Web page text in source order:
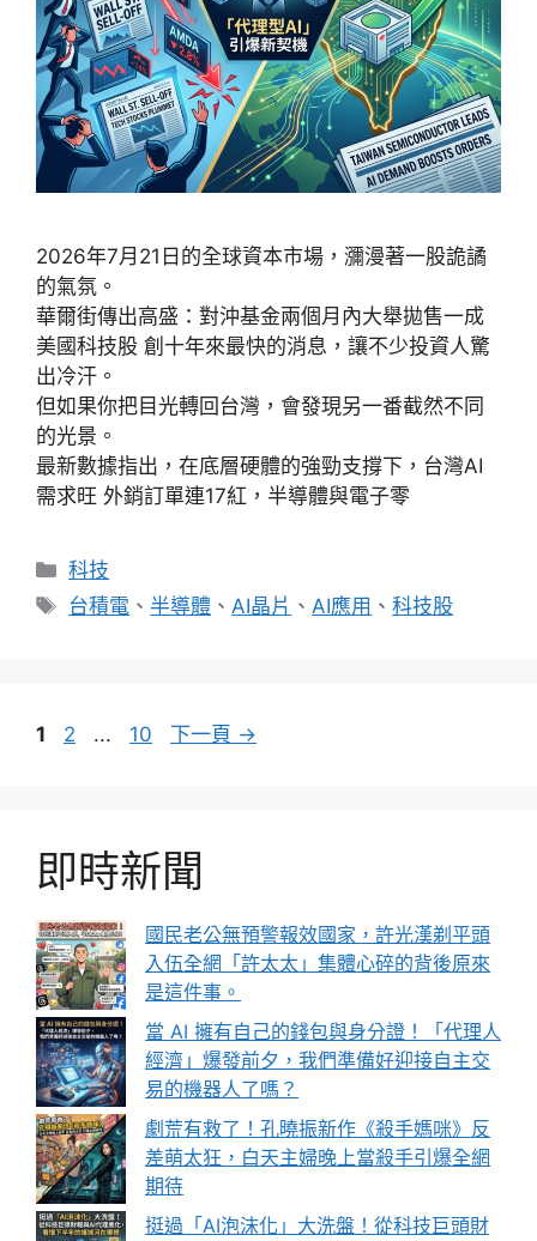
2026年7月21日的全球資本市場，瀰漫著一股詭譎
的氣氛。
華爾街傳出高盛：對沖基金兩個月內大舉拋售一成
美國科技股 創十年來最快的消息，讓不少投資人驚
出冷汗。
但如果你把目光轉回台灣，會發現另一番截然不同
的光景。
最新數據指出，在底層硬體的強勁支撐下，台灣AI
需求旺 外銷訂單連17紅，半導體與電子零
分
類
科技
標
台積電 、半導體 、AI晶片 、AI應用 、科技股
頁
1
頁
2 ...
頁
10 下一頁 →
即時新聞
國民老公無預警報效國家，許光漢剃平頭
入伍全網「許太太」集體心碎的背後原來
是這件事。
當 AI 擁有自己的錢包與身分證！「代理人
經濟」爆發前夕，我們準備好迎接自主交
易的機器人了嗎？
劇荒有救了！孔曉振新作《殺手媽咪》反
差萌太狂，白天主婦晚上當殺手引爆全網
期待
挺過「AI泡沫化」大洗盤！從科技巨頭財